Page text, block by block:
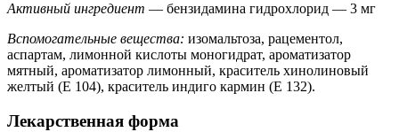
Активный ингредиент — бензидамина гидрохлорид — 3 мг
Вспомогательные вещества: изомальтоза, рацементол,
аспартам, лимонной кислоты моногидрат, ароматизатор
мятный, ароматизатор лимонный, краситель хинолиновый
желтый (Е 104), краситель индиго кармин (Е 132).
Лекарственная форма